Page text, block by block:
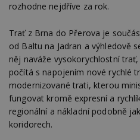
rozhodne nejdříve za rok.
Trať z Brna do Přerova je
od Baltu na Jadran a výhledově
něj naváže vysokorychlostní
počítá s napojením nové rychlé
modernizované trati, kterou
fungovat kromě expresní a
regionální a nákladní podobně
koridorech.